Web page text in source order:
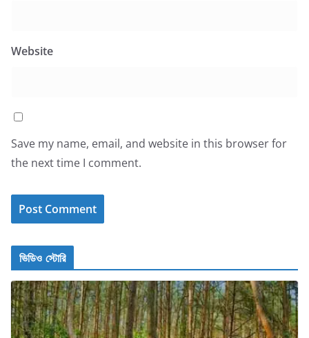
Website
Save my name, email, and website in this browser for
the next time I comment.
ভিডিও স্টোরি